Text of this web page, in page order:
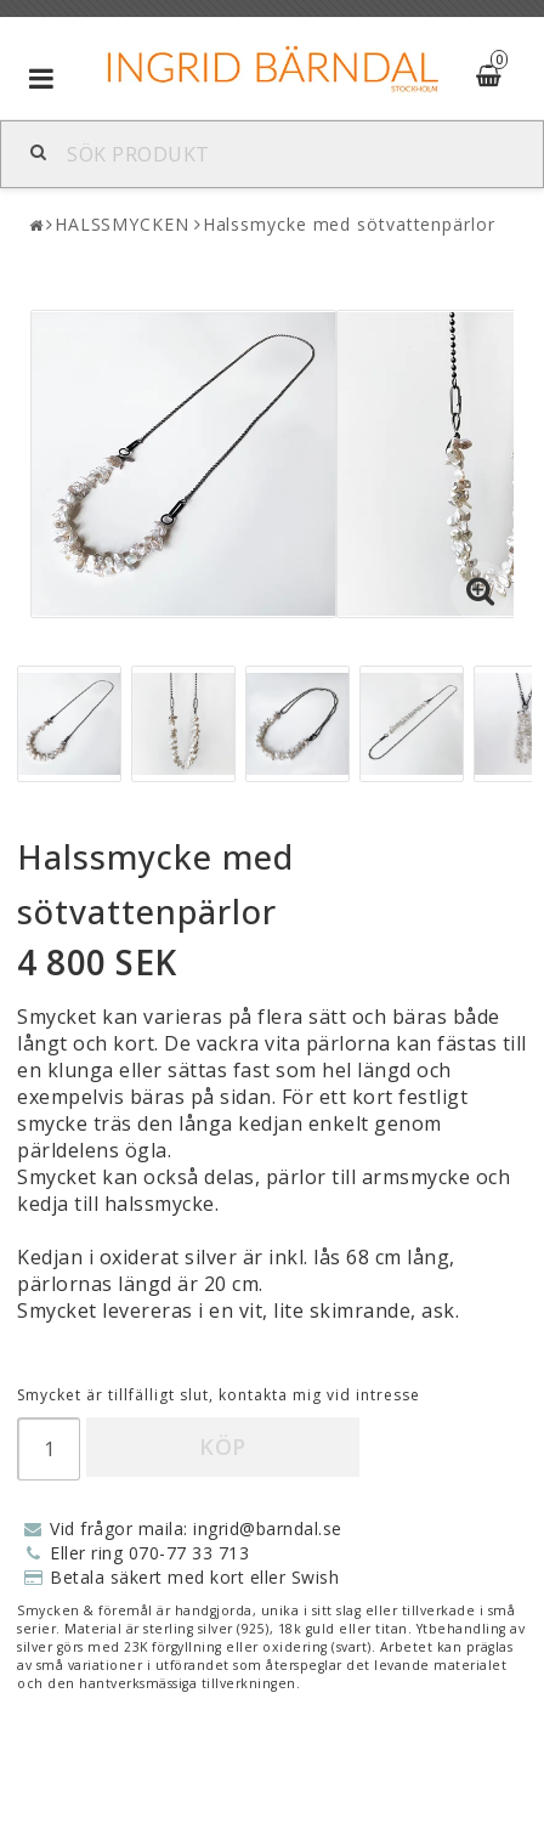
0
Toggle
navigation
HALSSMYCKEN Halssmycke med sötvattenpärlor
Halssmycke med
sötvattenpärlor
4 800 SEK
Smycket kan varieras på flera sätt och bäras både
långt och kort. De vackra vita pärlorna kan fästas till
en klunga eller sättas fast som hel längd och
exempelvis bäras på sidan. För ett kort festligt
smycke träs den långa kedjan enkelt genom
pärldelens ögla.
Smycket kan också delas, pärlor till armsmycke och
kedja till halssmycke.
Kedjan i oxiderat silver är inkl. lås 68 cm lång,
pärlornas längd är 20 cm.
Smycket levereras i en vit, lite skimrande, ask.
Smycket är tillfälligt slut, kontakta mig vid intresse
KÖP
Vid frågor maila: ingrid@barndal.se
Eller ring 070-77 33 713
Betala säkert med kort eller Swish
Smycken & föremål är handgjorda, unika i sitt slag eller tillverkade i små
serier. Material är sterling silver (925), 18k guld eller titan. Ytbehandling av
silver görs med 23K förgyllning eller oxidering (svart). Arbetet kan präglas
av små variationer i utförandet som återspeglar det levande materialet
och den hantverksmässiga tillverkningen.